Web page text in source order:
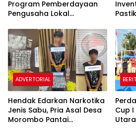
Program Pemberdayaan
Pengusaha Lokal
Menuai Kritikan
ADVERTORIAL
Hendak Edarkan Narkotika
Jenis Sabu, Pria Asal Desa
Morombo Pantai
Cup